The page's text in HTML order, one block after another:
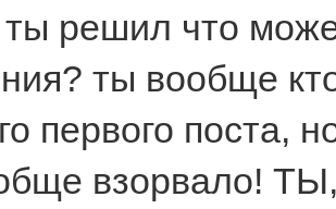
ты решил что
ты вообще
первого поста,
взорвало! ТЫ,